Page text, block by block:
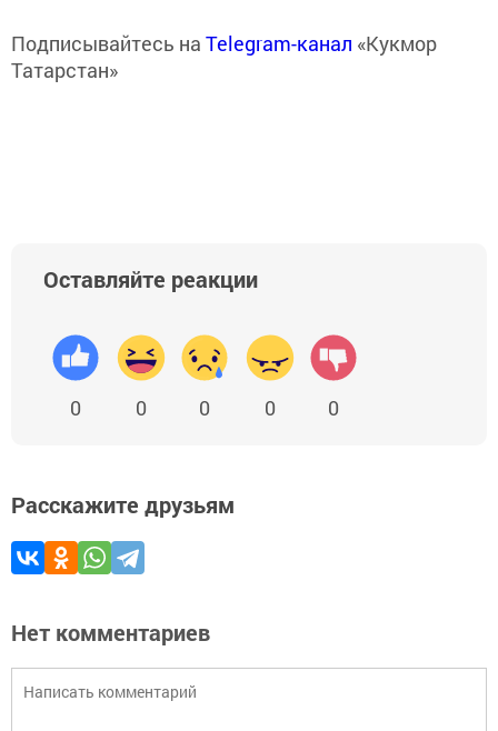
Подписывайтесь на Telegram-канал «Кукмор
Татарстан»
Оставляйте реакции
0 0 0 0 0
Расскажите друзьям
Нет комментариев